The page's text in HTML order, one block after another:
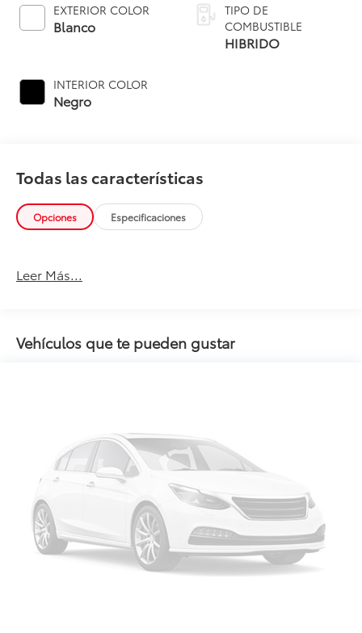
EXTERIOR COLOR
Blanco
INTERIOR COLOR
Negro
TIPO DE
COMBUSTIBLE
HIBRIDO
Todas las características
Opciones Especificaciones
Leer Más...
Vehículos que te pueden gustar